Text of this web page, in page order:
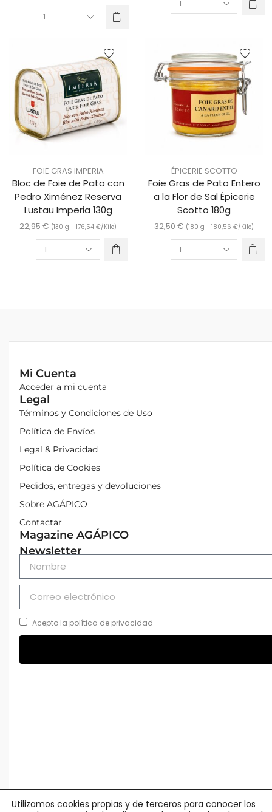
FOIE GRAS IMPERIA
Bloc de Foie de Pato con
Pedro Ximénez Reserva
Lustau Imperia 130g
22,95 € (130 g - 176,54 €/Kilo)
ÉPICERIE SCOTTO
Foie Gras de Pato Entero
a la Flor de Sal Épicerie
Scotto 180g
32,50 € (180 g - 180,56 €/Kilo)
Mi Cuenta
Acceder a mi cuenta
Legal
Términos y Condiciones de Uso
Política de Envíos
Legal & Privacidad
Política de Cookies
Pedidos, entregas y devoluciones
Sobre AGÁPICO
Contactar
Magazine AGÁPICO
Newsletter
Acepto la política de privacidad
Utilizamos cookies propias y de terceros para conocer los